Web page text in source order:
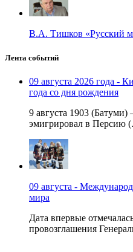
В.А. Тишков «Русский
Лента событий
09 августа 2026 года -
года со дня рождения
9 августа 1903
эмигрировал в Персию
09 августа -
мира
Дата впервые
провозглашения